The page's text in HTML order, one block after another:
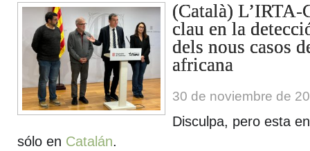
(Català) L’IRTA-
clau en la
dels nous casos
africana
30 de noviembre de
Disculpa, pero esta
sólo en Catalán.